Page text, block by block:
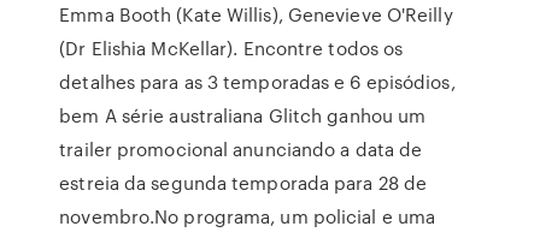
Emma Booth (Kate Willis), Genevieve O'Reilly
(Dr Elishia McKellar). Encontre todos os
detalhes para as 3 temporadas e 6 episódios,
bem A série australiana Glitch ganhou um
trailer promocional anunciando a data de
estreia da segunda temporada para 28 de
novembro.No programa, um policial e uma